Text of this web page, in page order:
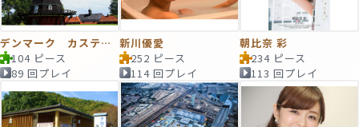
デンマーク カステレット要塞
104 ピース
89 回プレイ
新川優愛
252 ピース
114 回プレイ
朝比奈 彩
234 ピース
113 回プレイ